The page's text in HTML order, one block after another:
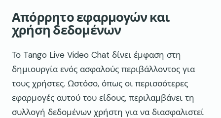
Απόρρητο εφαρμογών και
χρήση δεδομένων
Το Tango Live Video Chat δίνει έμφαση στη
δημιουργία ενός ασφαλούς περιβάλλοντος για
τους χρήστες. Ωστόσο, όπως οι περισσότερες
εφαρμογές αυτού του είδους, περιλαμβάνει τη
συλλογή δεδομένων χρήστη για να διασφαλιστεί